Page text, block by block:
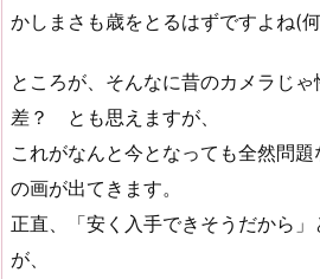
かしまさも歳をとるはずですよね(何
ところが、そんなに昔のカメラじ
差？ とも思えますが、
これがなんと今となっても全然問
の画が出てきます。
正直、「安く入手できそうだから
が、